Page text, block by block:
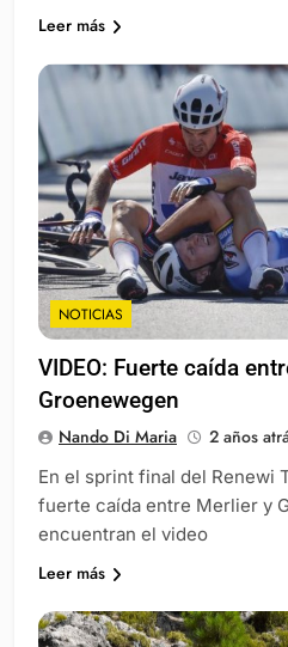
Leer más
NOTICIAS
VIDEO: Fuerte caída
Groenewegen
Nando Di Maria 2 años
En el sprint final del Renewi
fuerte caída entre Merlier y
encuentran el video
Leer más